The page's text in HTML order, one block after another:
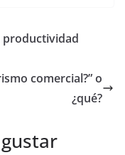
productividad
comercial?” o
¿qué?